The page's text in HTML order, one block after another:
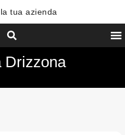
tua azienda
Drizzona